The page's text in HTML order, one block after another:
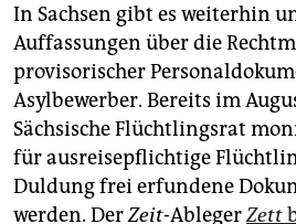
unterstützen
abo
genossenschaft
epaper login
In Sachsen gibt es weiterhin
Auffassungen über die
provisorischer
Asylbewerber. Bereits im
Sächsische Flüchtlingsrat
für ausreisepflichtige
Duldung frei erfundene
werden. DerZeit-AblegerZett